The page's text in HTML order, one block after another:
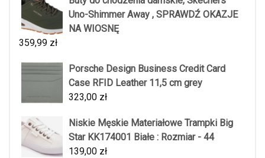
Uno-Shimmer Away , SPRAWDŹ OKAZJE
NA WIOSNĘ
359,99 zł
Porsche Design Business Credit Card
Case RFID Leather 11,5 cm grey
323,00 zł
Niskie Męskie Materiałowe Trampki Big
Star KK174001 Białe : Rozmiar - 44
139,00 zł